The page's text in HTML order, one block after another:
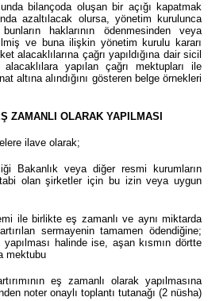
bilançoda oluşan bir açığı kapatmak
azaltılacak olursa, yönetim kurulunca
haklarının ödenmesinden veya
ve buna ilişkin yönetim kurulu kararı
alacaklılarına çağrı yapıldığına dair sicil
yapılan çağrı mektupları ile
altına alındığını gösteren belge örnekleri
ZAMANLI OLARAK YAPILMASI
ilave olarak;
Bakanlık veya diğer resmi kurumların
olan şirketler için bu izin veya uygun
ile birlikte eş zamanlı ve aynı miktarda
sermayenin tamamen ödendiğine;
halinde ise, aşan kısmın dörtte
mektubu
eş zamanlı olarak yapılmasına
noter onaylı toplantı tutanağı (2 nüsha)